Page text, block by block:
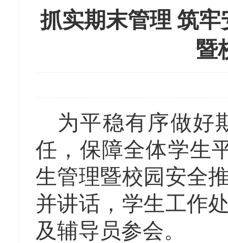
抓实期末管理 筑
暨
为平稳有序做好
任，保障全体学生
生管理暨校园安全
并讲话， 学生工作
及辅导员参会。